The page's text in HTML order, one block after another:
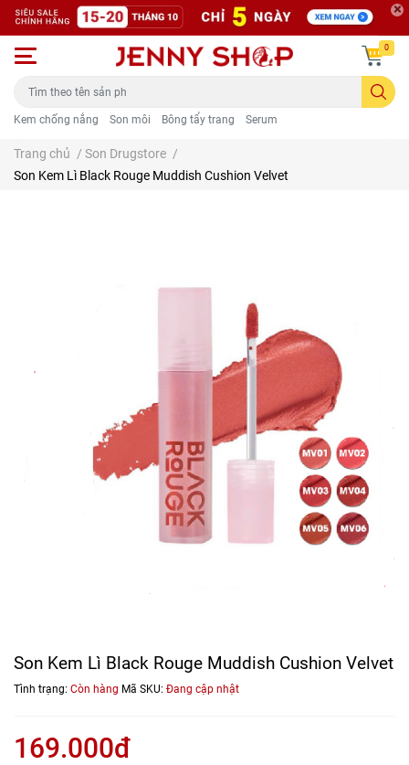
Kem chống nắng Son môi Bông tẩy trang Serum
0
Trang chủ / Son Drugstore /
Son Kem Lì Black Rouge Muddish Cushion Velvet
Son Kem Lì Black Rouge Muddish Cushion Velvet
Tình trạng: Còn hàng Mã SKU: Đang cập nhật
169.000đ